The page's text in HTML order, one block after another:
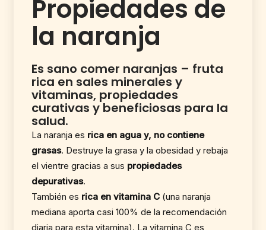
Propiedades de
la naranja
Es sano comer naranjas – fruta
rica en sales minerales y
vitaminas, propiedades
curativas y beneficiosas para la
salud.
La naranja es rica en agua y, no contiene
grasas. Destruye la grasa y la obesidad y rebaja
el vientre gracias a sus propiedades
depurativas.
También es rica en vitamina C (una naranja
mediana aporta casi 100% de la recomendación
diaria para esta vitamina). La vitamina C es